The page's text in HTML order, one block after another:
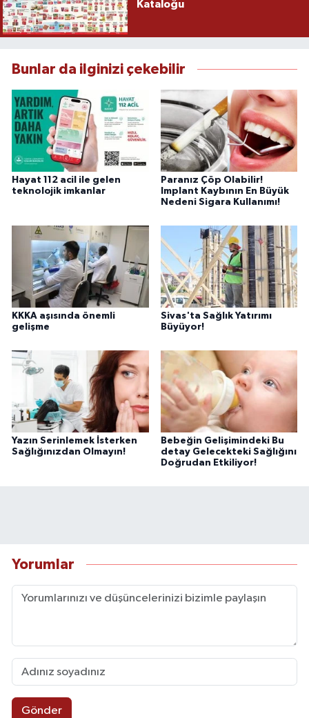
Kataloğu
Bunlar da ilginizi çekebilir
Hayat 112 acil ile gelen
teknolojik imkanlar
Paranız Çöp Olabilir!
Implant Kaybının En Büyük
Nedeni Sigara Kullanımı!
KKKA aşısında önemli
gelişme
Sivas'ta Sağlık Yatırımı
Büyüyor!
Yazın Serinlemek İsterken
Sağlığınızdan Olmayın!
Bebeğin Gelişimindeki Bu
detay Gelecekteki Sağlığını
Doğrudan Etkiliyor!
Yorumlar
Gönder